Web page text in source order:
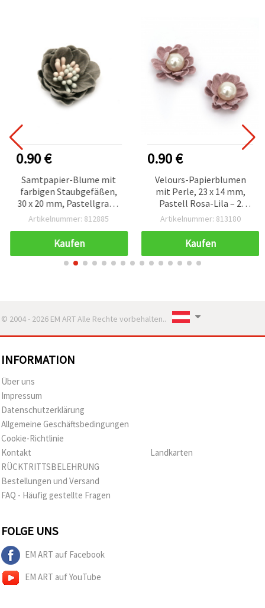
0.90 €
Samtpapier-Blume mit
farbigen Staubgefäßen,
30 x 20 mm, Pastellgrau –
2 Stück
Artikelnummer: 812885
Kaufen
0.90 €
Velours-Papierblumen
mit Perle, 23 x 14 mm,
Pastell Rosa-Lila – 2
Stück, für Basteln &
Artikelnummer: 813180
Kaufen
© 2004 - 2026 EM ART Alle Rechte vorbehalten..
INFORMATION
Über uns
Impressum
Datenschutzerklärung
Allgemeine Geschäftsbedingungen
Cookie-Richtlinie
Kontakt
RÜCKTRITTSBELEHRUNG
Bestellungen und Versand
FAQ - Häufig gestellte Fragen
Landkarten
FOLGE UNS
EM ART auf Facebook
EM ART auf YouTube